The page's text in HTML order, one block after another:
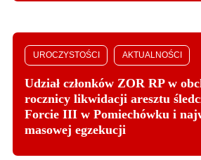
UROCZYSTOŚCI AKTUALNOŚCI
Udział członków ZOR RP w
rocznicy likwidacji aresztu
Forcie III w Pomiechówku i
masowej egzekucji